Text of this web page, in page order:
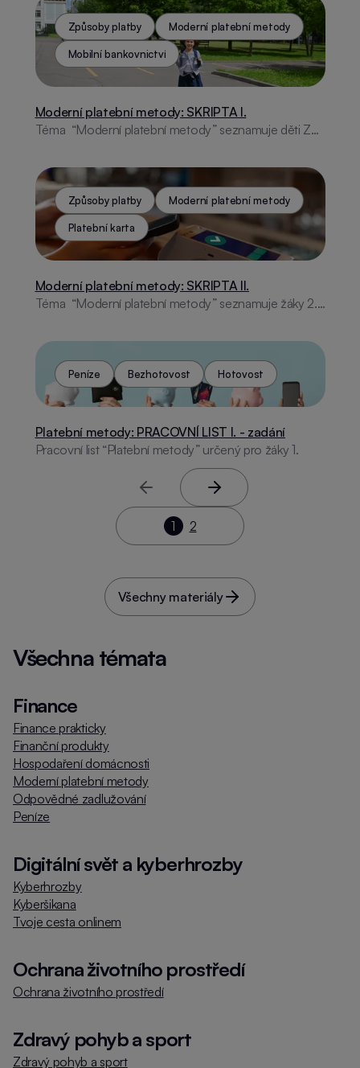
interaktivní aktivity i vzdělávací aplikaci.
Způsoby platby Moderní platební metody
Mobilní bankovnictví
Moderní platební metody: SKRIPTA I.
Téma “Moderní platební metody” seznamuje děti ZŠ
bankovnictvím, moderními technologiemi a
internetovou bezpečností. Obsahuje aktivity i
praktické rady.
Způsoby platby Moderní platební metody
Platební karta
Moderní platební metody: SKRIPTA II.
Téma “Moderní platební metody” seznamuje žáky 2.
bankovnictvím, moderními technologiemi a
internetovou bezpečností. Obsahuje aktivity i
praktické rady.
Peníze Bezhotovost Hotovost
Platební metody: PRACOVNÍ LIST I. - zadání
Pracovní list “Platební metody” určený pro žáky 1.
stupně ZŠ zábavným způsobem rozvíjí finanční
gramotnost. Představuje moderní platební metody
jako je Biometrie, QR kód, představuje základní prvky
platební karty. Je součástí programu, který se
zaměřuje na podporu finančního a digitálního
Tento soubor obsahuje zadání pro žáky.
Předchozí stránka
Další stránka
1 2
Všechny materiály
Všechna témata
Finance
Finance prakticky
Finanční produkty
Hospodaření domácnosti
Moderní platební metody
Odpovědné zadlužování
Peníze
Digitální svět a kyberhrozby
Kyberhrozby
Kyberšikana
Tvoje cesta onlinem
Ochrana životního prostředí
Ochrana životního prostředí
Zdravý pohyb a sport
Zdravý pohyb a sport